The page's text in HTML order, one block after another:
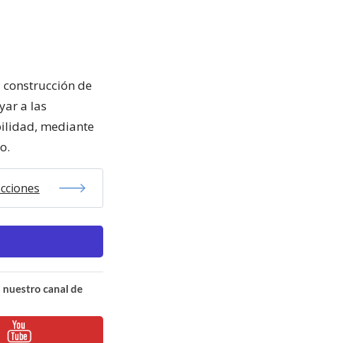
construcción de
a las
mediante
nuestro canal de